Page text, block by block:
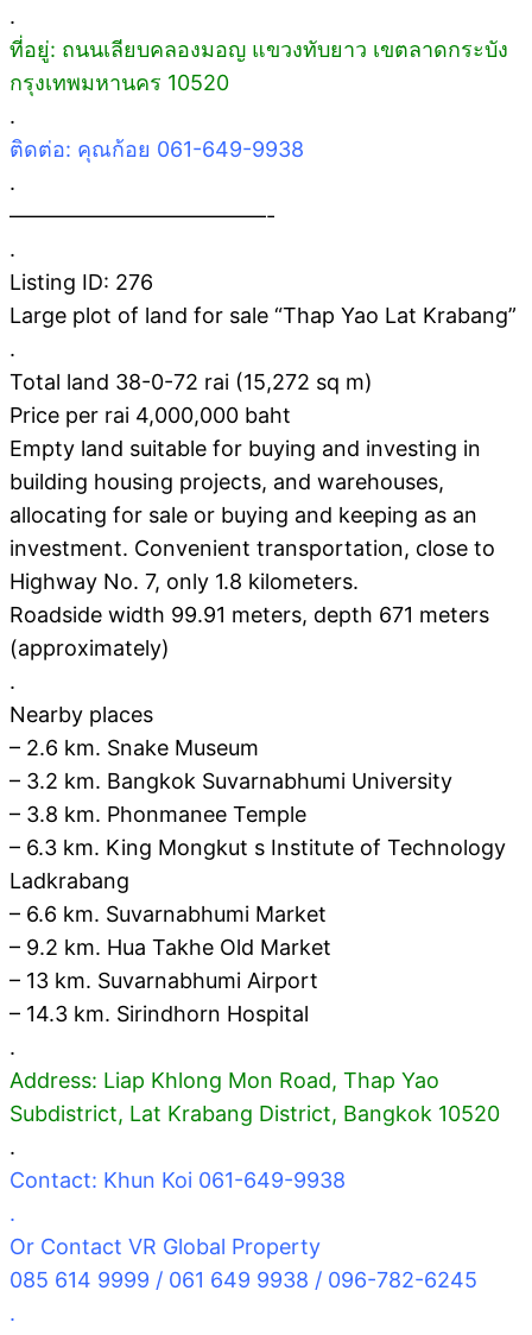
.
ที่อยู่: ถนนเลียบคลองมอญ แขวงทับยาว เขตลาดกระบัง
กรุงเทพมหานคร 10520
.
ติดต่อ: คุณก้อย 061-649-9938
.
————————————-
.
Listing ID: 276
Large plot of land for sale “Thap Yao Lat Krabang”
.
Total land 38-0-72 rai (15,272 sq m)
Price per rai 4,000,000 baht
Empty land suitable for buying and investing in
building housing projects, and warehouses,
allocating for sale or buying and keeping as an
investment. Convenient transportation, close to
Highway No. 7, only 1.8 kilometers.
Roadside width 99.91 meters, depth 671 meters
(approximately)
.
Nearby places
– 2.6 km. Snake Museum
– 3.2 km. Bangkok Suvarnabhumi University
– 3.8 km. Phonmanee Temple
– 6.3 km. King Mongkut s Institute of Technology
Ladkrabang
– 6.6 km. Suvarnabhumi Market
– 9.2 km. Hua Takhe Old Market
– 13 km. Suvarnabhumi Airport
– 14.3 km. Sirindhorn Hospital
.
Address: Liap Khlong Mon Road, Thap Yao
Subdistrict, Lat Krabang District, Bangkok 10520
.
Contact: Khun Koi 061-649-9938
.
Or Contact VR Global Property
085 614 9999 / 061 649 9938 / 096-782-6245
.